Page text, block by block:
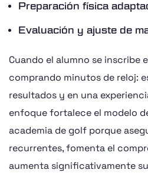
Preparación física
Evaluación y ajuste de
Cuando el alumno se inscribe
comprando minutos de reloj:
resultados y en una
enfoque fortalece el modelo
academia de golf porque
recurrentes, fomenta el
aumenta significativamente